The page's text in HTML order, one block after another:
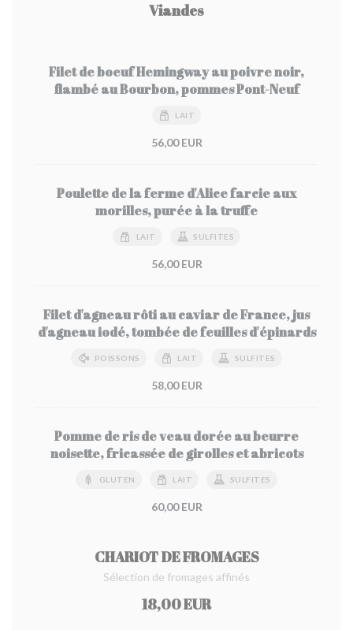
Viandes
Filet de boeuf Hemingway au poivre noir,
flambé au Bourbon, pommes Pont-Neuf
LAIT
56,00 EUR
Poulette de la ferme d'Alice farcie aux
morilles, purée à la truffe
LAIT SULFITES
56,00 EUR
Filet d'agneau rôti au caviar de France, jus
d'agneau iodé, tombée de feuilles d'épinards
POISSONS LAIT SULFITES
58,00 EUR
Pomme de ris de veau dorée au beurre
noisette, fricassée de girolles et abricots
GLUTEN LAIT SULFITES
60,00 EUR
CHARIOT DE FROMAGES
Sélection de fromages affinés
18,00 EUR